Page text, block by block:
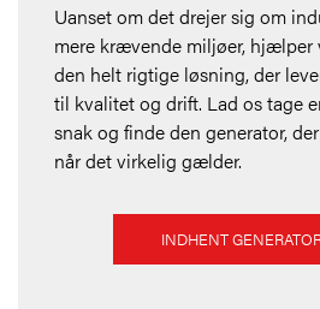
Uanset om det drejer sig om
mere krævende miljøer, hjælper
den helt rigtige løsning, der
til kvalitet og drift. Lad os tage
snak og finde den generator,
når det virkelig gælder.
INDHENT